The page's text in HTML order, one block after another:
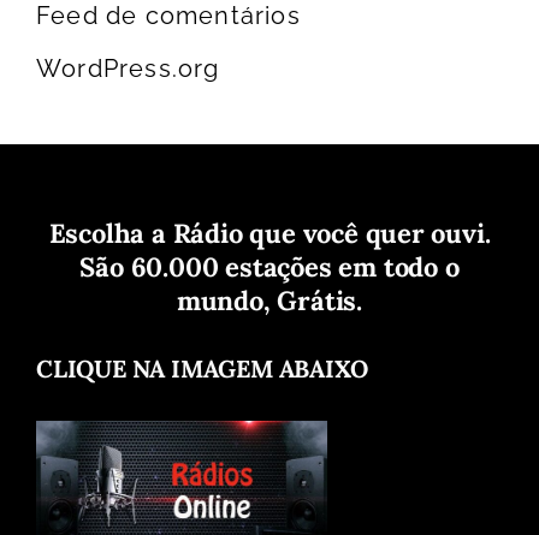
Feed de comentários
WordPress.org
Escolha a Rádio que você quer ouvi.
São 60.000 estações em todo o
mundo, Grátis.
CLIQUE NA IMAGEM ABAIXO